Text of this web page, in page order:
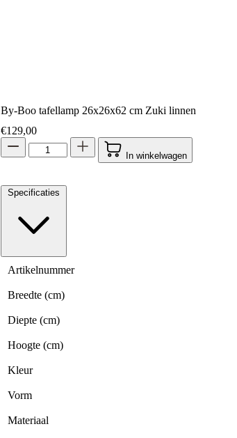
By-Boo tafellamp 26x26x62 cm Zuki linnen
€129,00
In winkelwagen
Specificaties
Artikelnummer
Breedte (cm)
Diepte (cm)
Hoogte (cm)
Kleur
Vorm
Materiaal